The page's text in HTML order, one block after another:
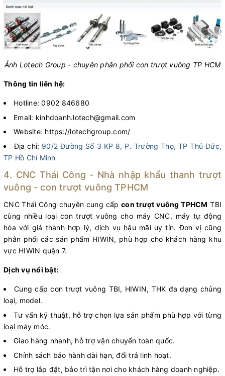
Ảnh Lotech Group - chuyên phân phối con trượt vuông TP HCM
Thông tin liên hệ:
Hotline: 0902 846680
Email: kinhdoanh.lotech@gmail.com
Website: https://lotechgroup.com/
Địa chỉ: 90/2 Đường Số 3 KP 8, P. Trường Thọ, TP Thủ Đức,
TP Hồ Chí Minh
4. CNC Thái Công - Nhà nhập khẩu thanh trượt
vuông - con trượt vuông TPHCM
CNC Thái Công chuyên cung cấpcon trượt vuông TPHCM TBI
cùng nhiều loại con trượt vuông cho máy CNC, máy tự động
hóa với giá thành hợp lý, dịch vụ hậu mãi uy tín. Đơn vị cũng
phân phối các sản phẩm HIWIN, phù hợp cho khách hàng khu
vực HIWIN quận 7.
Dịch vụ nổi bật:
Cung cấp con trượt vuông TBI, HIWIN, THK đa dạng chủng
loại, model.
Tư vấn kỹ thuật, hỗ trợ chọn lựa sản phẩm phù hợp với từng
loại máy móc.
Giao hàng nhanh, hỗ trợ vận chuyển toàn quốc.
Chính sách bảo hành dài hạn, đổi trả linh hoạt.
Hỗ trợ lắp đặt, bảo trì tận nơi cho khách hàng doanh nghiệp.